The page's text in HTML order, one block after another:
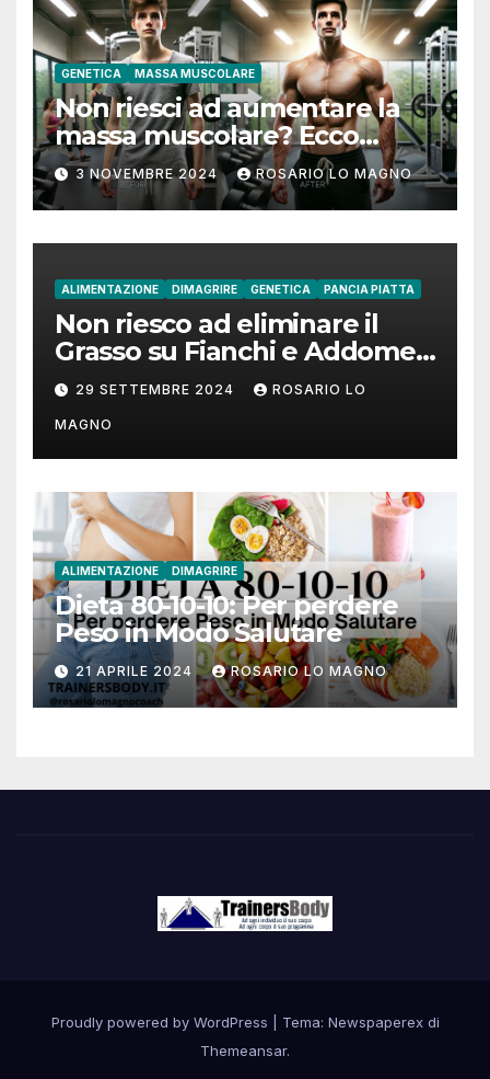
GENETICA MASSA MUSCOLARE
Non riesci ad aumentare la
massa muscolare? Ecco
come fare!
3 NOVEMBRE 2024 ROSARIO LO MAGNO
ALIMENTAZIONE DIMAGRIRE GENETICA PANCIA PIATTA
Non riesco ad eliminare il
Grasso su Fianchi e Addome:
cause e rimedi
29 SETTEMBRE 2024 ROSARIO LO
MAGNO
ALIMENTAZIONE DIMAGRIRE
Dieta 80-10-10: Per perdere
Peso in Modo Salutare
21 APRILE 2024 ROSARIO LO MAGNO
Proudly powered by WordPress
Tema: Newspaperex di
Themeansar.